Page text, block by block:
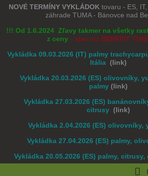
NOVÉ TERMÍNY VYKLÁDOK tovaru - ES,
záhrade TUMA - Bánovce nad
!!! Od 1.6.2024 Zľavy takmer na všetky
z ceny - viac viz BENEFIT
Vykládka 09.03.2026 (IT) palmy
Itália (link)
Vykládka 20.03.2026 (ES) olivovníky,
palmy (link)
Vykládka 27.03.2026 (ES)
citrusy (link)
Vykládka 2.04.2026 (ES) olivovníky,
Vykládka 27.04.2026 (ES) palmy,
Vykládka 20.05.2026 (ES) palmy,